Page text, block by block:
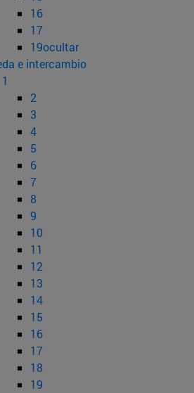
16
17
19ocultar
e intercambio
1
2
3
4
5
6
7
8
9
10
11
12
13
14
15
16
17
18
19